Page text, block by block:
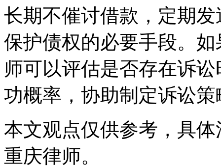
长期不催讨借款，定期
保护债权的必要手段。
师可以评估是否存在诉
功概率，协助制定诉讼策
本文观点仅供参考，具
重庆律师。